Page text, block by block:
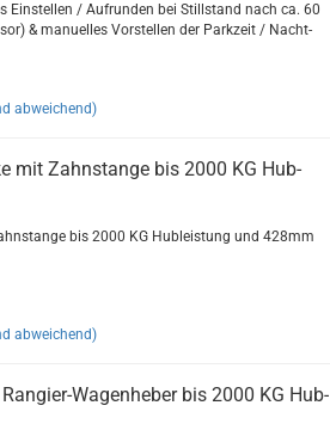
Ein­stel­len / Auf­run­den bei Still­stand nach ca. 60
& ma­nu­el­les Vor­stel­len der Park­zeit / Nacht­
abweichend)
mit Zahn­stan­ge bis 2000 KG Hub­
bis 2000 KG Hub­leis­tung und 428mm
abweichend)
​​Wa­gen­he­ber bis 2000 KG Hub­